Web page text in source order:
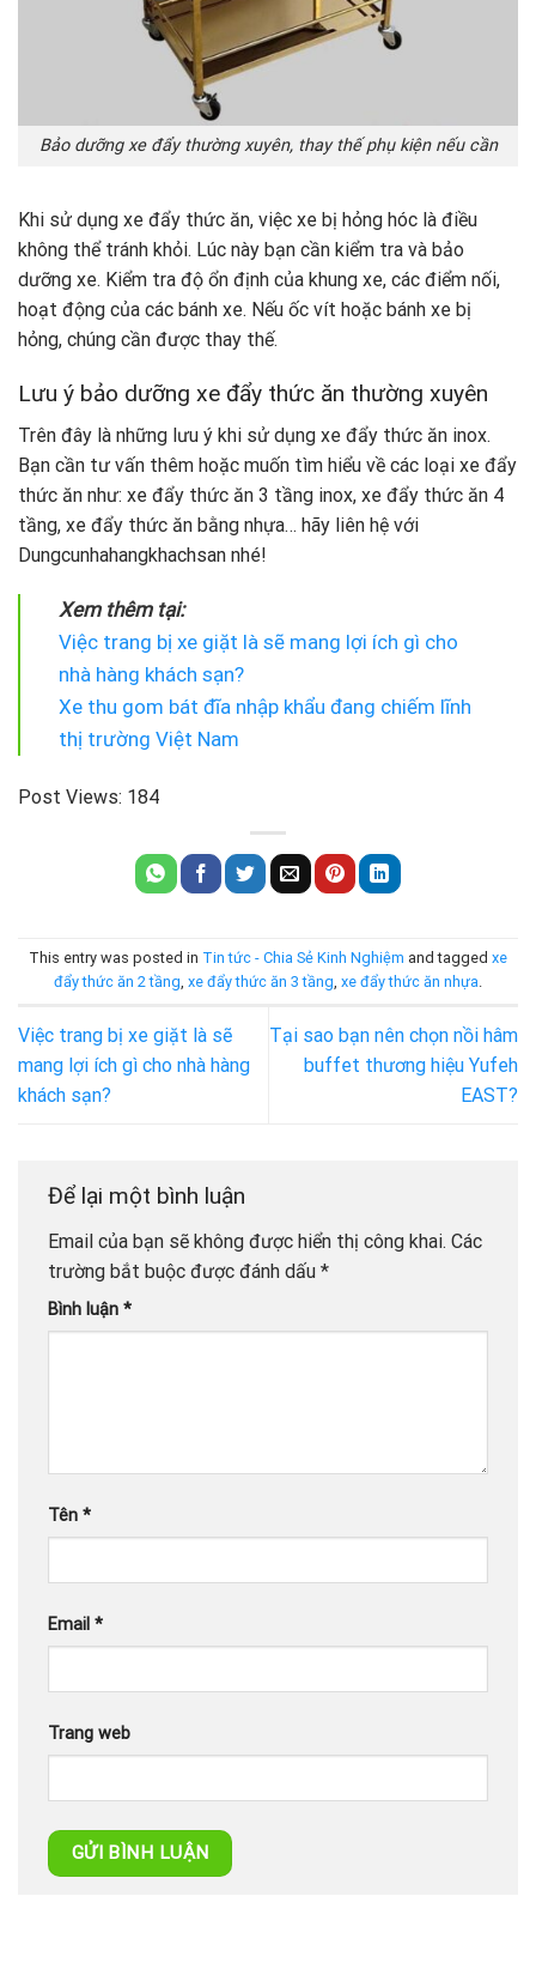
Bảo dưỡng xe đẩy thường xuyên, thay thế phụ kiện nếu cần
Khi sử dụng xe đẩy thức ăn, việc xe bị hỏng hóc là điều
không thể tránh khỏi. Lúc này bạn cần kiểm tra và bảo
dưỡng xe. Kiểm tra độ ổn định của khung xe, các điểm nối,
hoạt động của các bánh xe. Nếu ốc vít hoặc bánh xe bị
hỏng, chúng cần được thay thế.
Lưu ý bảo dưỡng xe đẩy thức ăn thường xuyên
Trên đây là những lưu ý khi sử dụng xe đẩy thức ăn inox.
Bạn cần tư vấn thêm hoặc muốn tìm hiểu về các loại xe đẩy
thức ăn như: xe đẩy thức ăn 3 tầng inox, xe đẩy thức ăn 4
tầng, xe đẩy thức ăn bằng nhựa… hãy liên hệ với
Dungcunhahangkhachsan nhé!
Xem thêm tại:
Việc trang bị xe giặt là sẽ mang lợi ích gì cho
nhà hàng khách sạn?
Xe thu gom bát đĩa nhập khẩu đang chiếm lĩnh
thị trường Việt Nam
Post Views: 184
This entry was posted in Tin tức - Chia Sẻ Kinh Nghiệm and tagged xe
đẩy thức ăn 2 tầng, xe đẩy thức ăn 3 tầng, xe đẩy thức ăn nhựa.
Việc trang bị xe giặt là sẽ
mang lợi ích gì cho nhà hàng
khách sạn?
Tại sao bạn nên chọn nồi hâm
buffet thương hiệu Yufeh
EAST?
Để lại một bình luận
Email của bạn sẽ không được hiển thị công khai. Các
trường bắt buộc được đánh dấu *
Bình luận *
Tên *
Email *
Trang web